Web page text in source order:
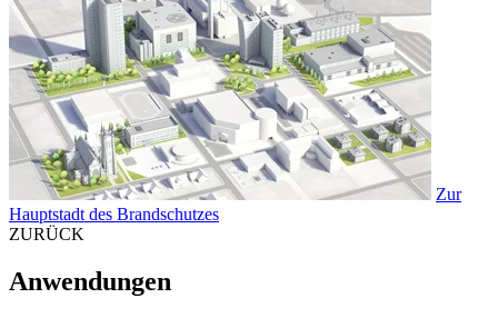
Zur
Hauptstadt des Brandschutzes
ZURÜCK
Anwendungen